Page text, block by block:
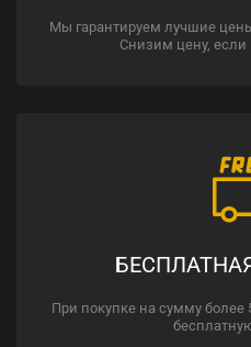
Мы гарантируем лучшие
Снизим цену,
При покупке на сумму